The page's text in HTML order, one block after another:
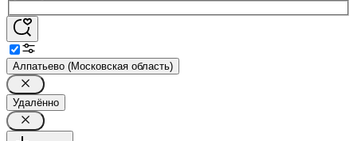
Алпатьево (Московская область)
Удалённо